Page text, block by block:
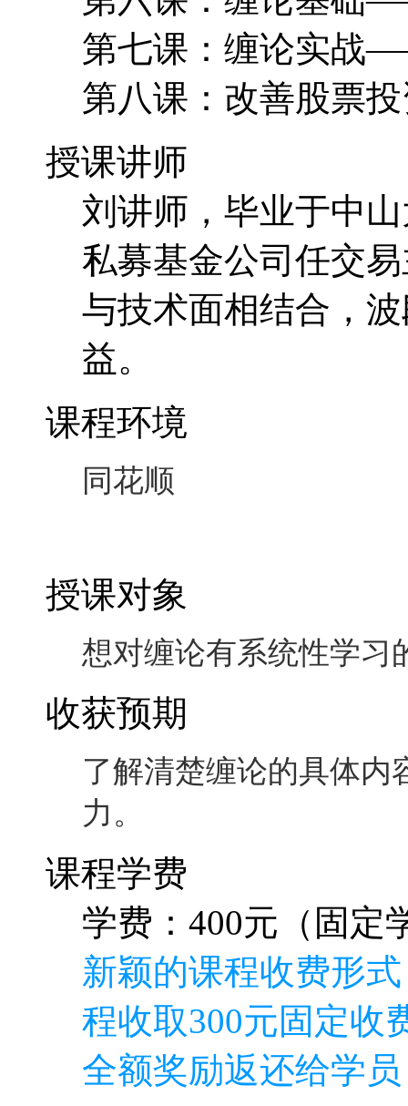
刘讲师，毕业于中
私募基金公司任交
与技术面相结合，
益。
课程环境
同花顺
授课对象
想对缠论有系统性学习
了解清楚缠论的具体内
力。
课程学费
学费：400元（固定
新颖的课程收费形
程收取300元固定收
全额奖励返还给学
特别说明如下
本门课程本来打算
就是正确的方向再